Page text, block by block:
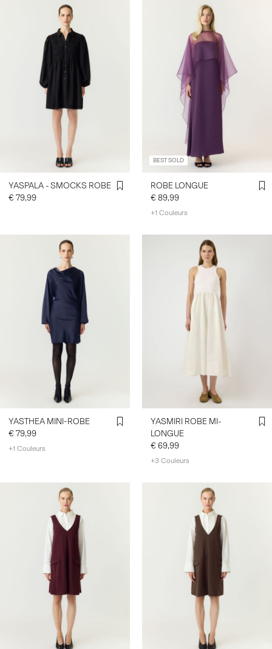
YASPALA - SMOCKS ROBE
€ 79,99
BEST SOLD
ROBE LONGUE
€ 89,99
+1 Couleurs
YASTHEA MINI-ROBE
€ 79,99
+1 Couleurs
YASMIRI ROBE MI-
LONGUE
€ 69,99
+3 Couleurs